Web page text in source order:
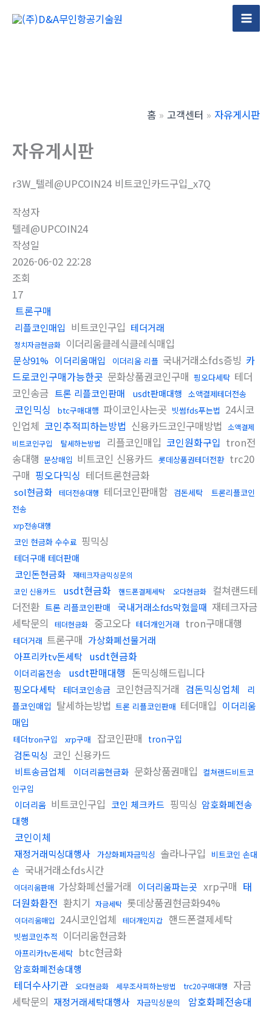
Main
홈 고객센터 자유게시판
자유게시판
r3W_텔레@UPCOIN24 비트코인카드구입_x7Q
작성자
텔레@UPCOIN24
작성일
2026-06-02 22:28
조회
17
트론구매
리플코인매입 비트코인구입 테더거래
정치자금현금화 이더리움클레식클레식매입
문상91% 이더리움매입 이더리움 리플 국내거래소fds증빙 카
드로코인구매가능한곳 문화상품권코인구매 핑오다세탁 테더
코인송금 트론 리플코인판매 usdt판매대행 소액결제테더전송
코인믹싱 btc구매대행 파이코인사는곳 빗썸fds푸는법 24시코
인업체 코인추적피하는방법 신용카드코인구매방법
소액결제
비트코인구입
탈세하는방법 리플코인매입 코인원화구입 tron전
송대행 문상매입 비트코인 신용카드 롯데상품권테더전환 trc20
구매 핑오다믹싱 테더트론현금화
sol현금화 테더전송대행 테더코인판매함 검돈세탁
트론리플코인
전송
xrp전송대행
코인 현금화 수수료 핑믹싱
테더구매 테더판매
코인돈현금화
재테크자금믹싱문의
코인 신용카드
usdt현금화 핸드폰결제세탁 오다현금화
컬쳐랜드테
더전환 트론 리플코인판매 국내거래소fds막혔을때 재테크자금
세탁문의
테더현금화 중고오다 테더개인거래 tron구매대행
테더거래 트론구매 가상화폐선물거래
아프리카tv돈세탁 usdt현금화
이더리움전송 usdt판매대행 돈믹싱해드립니다
핑오다세탁 테더코인송금 코인현금직거래 검돈믹싱업체
리
플코인매입 탈세하는방법 트론 리플코인판매 테더매입 이더리움
매입
테더tron구입 xrp구매 잡코인판매 tron구입
검돈믹싱 코인 신용카드
비트송금업체 이더리움현금화 문화상품권매입 컬쳐랜드비트코
인구입
이더리움 비트코인구입 코인 체크카드 핑믹싱 암호화폐전송
대행
코인이체
재정거래믹싱대행사 가상화폐자금믹싱 솔라나구입
비트코인 손대
손 국내거래소fds시간
이더리움판매 가상화폐선물거래 이더리움파는곳 xrp구매 태
더원화환전 환치기 자금세탁 롯데상품권현금화94%
이더리움매입 24시코인업체 테더개인지갑 핸드폰결제세탁
빗썸코인추적 이더리움현금화
아프리카tv돈세탁 btc현금화
암호화폐전송대행
테더수사기관 오다현금화 세무조사피하는방법 trc20구매대행
자금
세탁문의 재정거래세탁대행사 자금믹싱문의
암호화폐전송대